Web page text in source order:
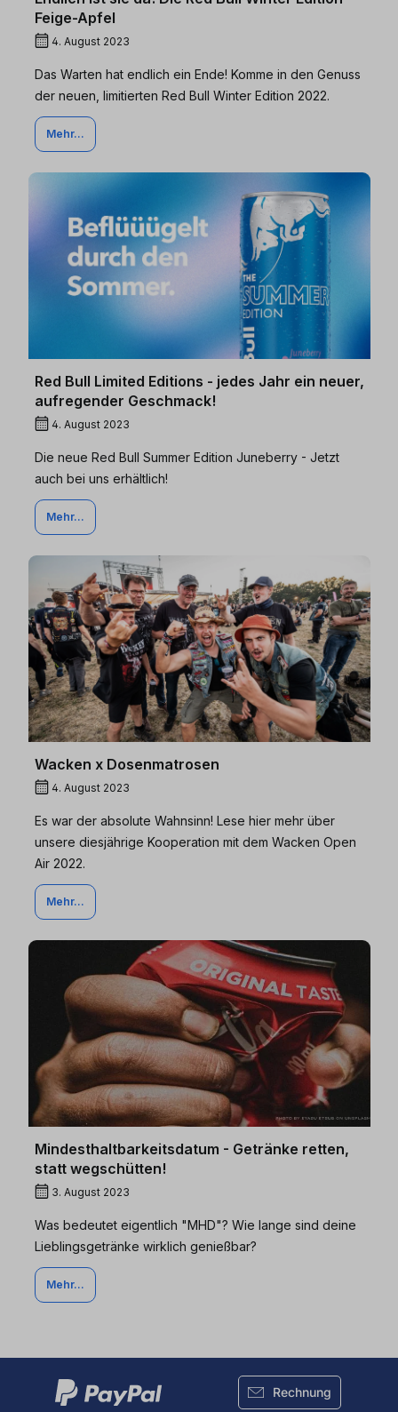
Feige-Apfel
4. August 2023
Das Warten hat endlich ein Ende! Komme in den Genuss
der neuen, limitierten Red Bull Winter Edition 2022.
Mehr...
Red Bull Limited Editions - jedes Jahr ein neuer,
aufregender Geschmack!
4. August 2023
Die neue Red Bull Summer Edition Juneberry - Jetzt
auch bei uns erhältlich!
Mehr...
Wacken x Dosenmatrosen
4. August 2023
Es war der absolute Wahnsinn! Lese hier mehr über
unsere diesjährige Kooperation mit dem Wacken Open
Air 2022.
Mehr...
Mindesthaltbarkeitsdatum - Getränke retten,
statt wegschütten!
3. August 2023
Was bedeutet eigentlich "MHD"? Wie lange sind deine
Lieblingsgetränke wirklich genießbar?
Mehr...
Rechnung